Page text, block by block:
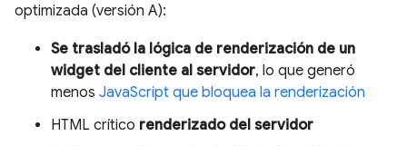
optimizada (versión A):
Se trasladó la lógica de renderización de un
widget del cliente al servidor, lo que generó
menos JavaScript que bloquea la renderización
HTML crítico renderizado del servidor